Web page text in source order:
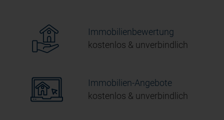
Immobilienbewertung
kostenlos & unverbindlich
Immobilien-Angebote
kostenlos & unverbindlich